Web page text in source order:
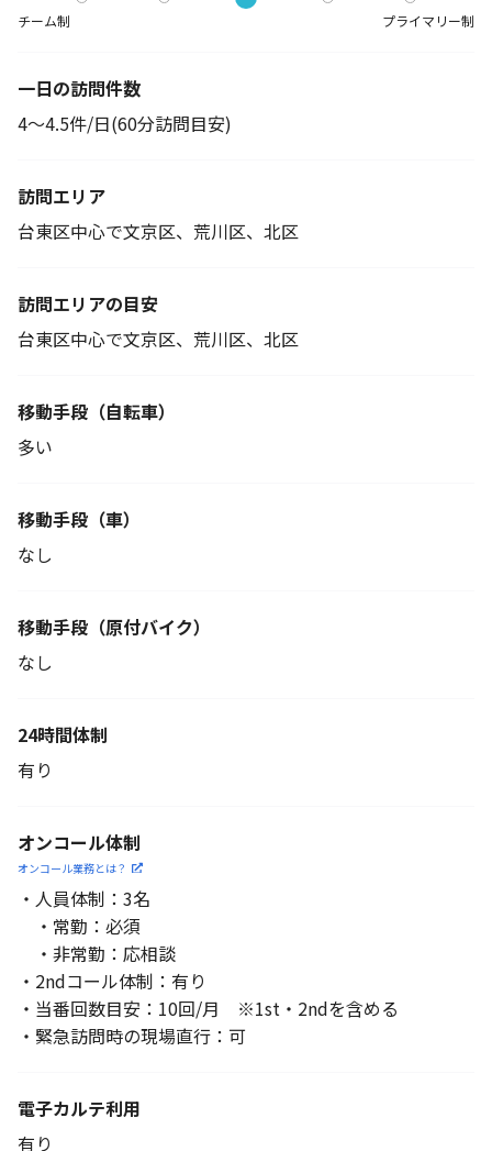
チーム制 プライマリー制
一日の訪問件数
4～4.5件/日(60分訪問目安)
訪問エリア
台東区中心で文京区、荒川区、北区
訪問エリアの目安
台東区中心で文京区、荒川区、北区
移動手段 （自転車）
多い
移動手段（車）
なし
移動手段 （原付バイク）
なし
24時間体制
有り
オンコール体制
オンコール業務とは？
・人員体制：3名
・常勤：必須
・非常勤：応相談
・2ndコール体制：有り
・当番回数目安：10回/月 ※1st・2ndを含める
・緊急訪問時の現場直行：可
電子カルテ利用
有り